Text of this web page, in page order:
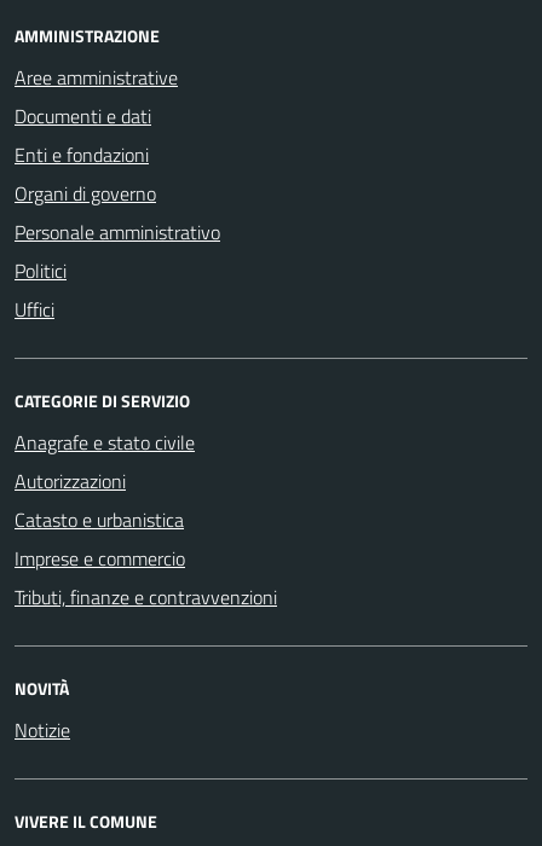
AMMINISTRAZIONE
Aree amministrative
Documenti e dati
Enti e fondazioni
Organi di governo
Personale amministrativo
Politici
Uffici
CATEGORIE DI SERVIZIO
Anagrafe e stato civile
Autorizzazioni
Catasto e urbanistica
Imprese e commercio
Tributi, finanze e contravvenzioni
NOVITÀ
Notizie
VIVERE IL COMUNE